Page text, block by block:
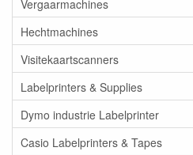
Vergaarmachines
Hechtmachines
Visitekaartscanners
Labelprinters & Supplies
Dymo industrie Labelprinter
Casio Labelprinters & Tapes